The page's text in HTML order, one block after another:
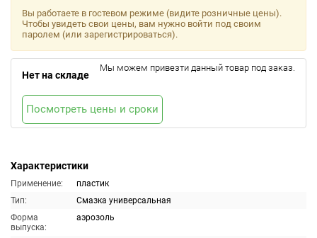
Характеристики
Применение:
пластик
Тип:
Смазка универсальная
Форма
выпуска:
аэрозоль
Вы работаете в гостевом режиме (видите розничные цены).
Чтобы увидеть свои цены, вам нужно войти под своим
паролем (или зарегистрироваться).
Нет на складе
Мы можем привезти данный товар под заказ.
Посмотреть цены и сроки